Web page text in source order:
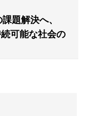
題解決へ、
可能な社会の